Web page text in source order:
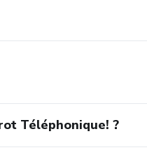
Téléphonique! ?